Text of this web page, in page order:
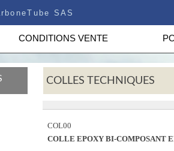
SAS
CONDITIONS VENTE
COLLES TECHNIQUES
COL00
COLLE EPOXY BI-COMPOSANT